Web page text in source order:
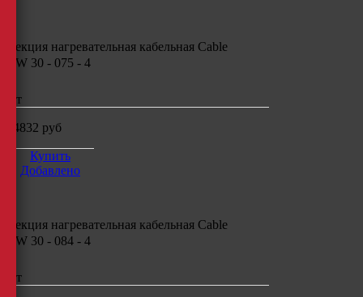
Секция нагревательная кабельная Cable
CW 30 - 075 - 4
шт
14832 руб
Купить
Добавлено
Секция нагревательная кабельная Cable
CW 30 - 084 - 4
шт